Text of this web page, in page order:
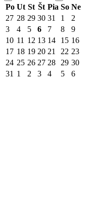
Po Ut St Št Pia So Ne
27 28 29 30 31 1
2
3
4 5 6 7 8
9
10 11 12 13 14 15 16
17 18 19 20 21 22 23
24 25 26 27 28 29 30
31 1 2 3 4 5 6